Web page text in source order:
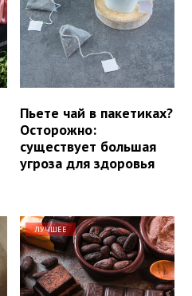
Пьете чай в пакетиках?
Осторожно:
существует большая
угроза для здоровья
ЛУЧШЕЕ